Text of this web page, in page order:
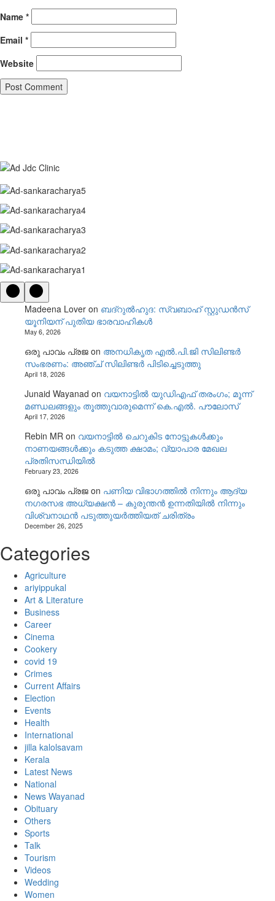
Name *
Email *
Website
Madeena Lover on ബദ്റുൽഹുദ: സ്വബാഹ് സ്റ്റുഡൻസ്
യൂനിയന് പുതിയ ഭാരവാഹികൾ
May 6, 2026
ഒരു പാവം പ്രജ on അനധികൃത എൽ.പി.ജി സിലിണ്ടർ
സംഭരണം: അഞ്ച് സിലിണ്ടർ പിടിച്ചെടുത്തു
April 18, 2026
Junaid Wayanad on വയനാട്ടില്‍ യുഡിഎഫ് തരംഗം; മൂന്ന്
മണ്ഡലങ്ങളും തൂത്തുവാരുമെന്ന് കെ.എല്‍. പൗലോസ്
April 17, 2026
Rebin MR on വയനാട്ടിൽ ചെറുകിട നോട്ടുകൾക്കും
നാണയങ്ങൾക്കും കടുത്ത ക്ഷാമം; വ്യാപാര മേഖല
പ്രതിസന്ധിയിൽ
February 23, 2026
ഒരു പാവം പ്രജ on പണിയ വിഭാഗത്തിൽ നിന്നും ആദ്യ
നഗരസഭ അധ്യക്ഷൻ – കുരുന്തൻ ഉന്നതിയിൽ നിന്നും
വിശ്വനാഥൻ പടുത്തുയർത്തിയത് ചരിത്രം
December 26, 2025
Categories
Agriculture
ariyippukal
Art & Literature
Business
Career
Cinema
Cookery
covid 19
Crimes
Current Affairs
Election
Events
Health
International
jilla kalolsavam
Kerala
Latest News
National
News Wayanad
Obituary
Others
Sports
Talk
Tourism
Videos
Wedding
Women